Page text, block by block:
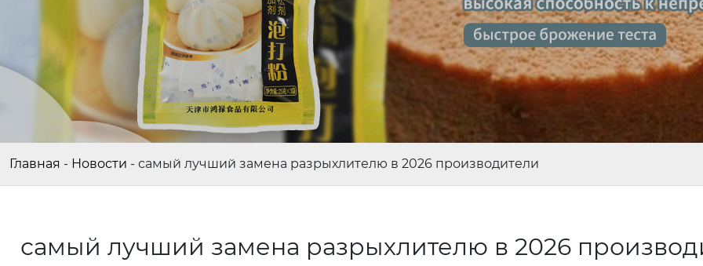
Главная - Новости - самый лучший замена разрыхлителю в 2026 производители
самый лучший замена разрыхлителю в 2026